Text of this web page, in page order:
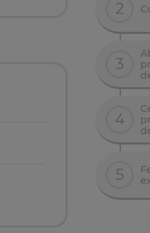
2
3
4
5